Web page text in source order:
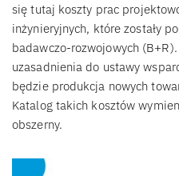
się tutaj koszty prac
inżynieryjnych, które zostały
badawczo-rozwojowych
uzasadnienia do ustawy
będzie produkcja nowych
Katalog takich kosztów
obszerny.